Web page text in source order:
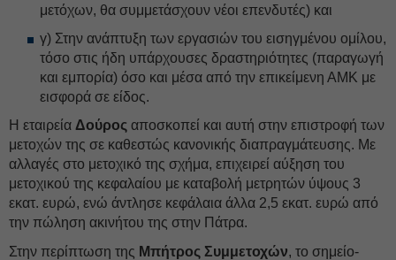
μετόχων, θα συμμετάσχουν νέοι επενδυτές) και
γ) Στην ανάπτυξη των εργασιών του εισηγμένου ομίλου,
τόσο στις ήδη υπάρχουσες δραστηριότητες (παραγωγή
και εμπορία) όσο και μέσα από την επικείμενη ΑΜΚ με
εισφορά σε είδος.
Η εταιρεία Δούρος αποσκοπεί και αυτή στην επιστροφή των
μετοχών της σε καθεστώς κανονικής διαπραγμάτευσης. Με
αλλαγές στο μετοχικό της σχήμα, επιχειρεί αύξηση του
μετοχικού της κεφαλαίου με καταβολή μετρητών ύψους 3
εκατ. ευρώ, ενώ άντλησε κεφάλαια άλλα 2,5 εκατ. ευρώ από
την πώληση ακινήτου της στην Πάτρα.
Στην περίπτωση της Μπήτρος Συμμετοχών, το σημείο-